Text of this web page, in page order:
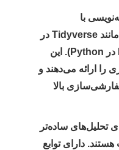
با
کتابخانه‌های آماری گسترده (مانند Tidyverse در
R و Pandas, Scikit-Learn در Python). این
را ارائه می‌دهند و
بالا
تحلیل‌های ساده‌تر
دارای توابع